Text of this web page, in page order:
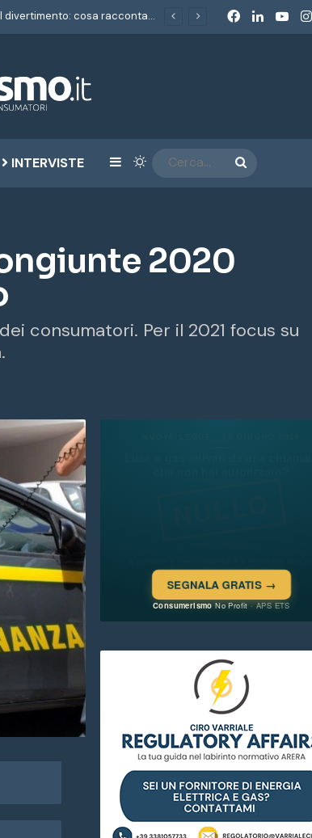
Dolomiti SuperSki: l’Antitrust chiude con impegni da 50 milioni. Consumerismo: «Un metodo nuovo per un consumerismo che non si accontenta più dei comunicati» FacebookLinkedIn
INTERVISTE Barra laterale
Cambia aspetto CERCA...
2020
consumatori. Per il 2021 focus su